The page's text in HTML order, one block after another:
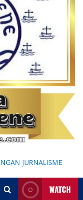
JURNALISME
WATCH